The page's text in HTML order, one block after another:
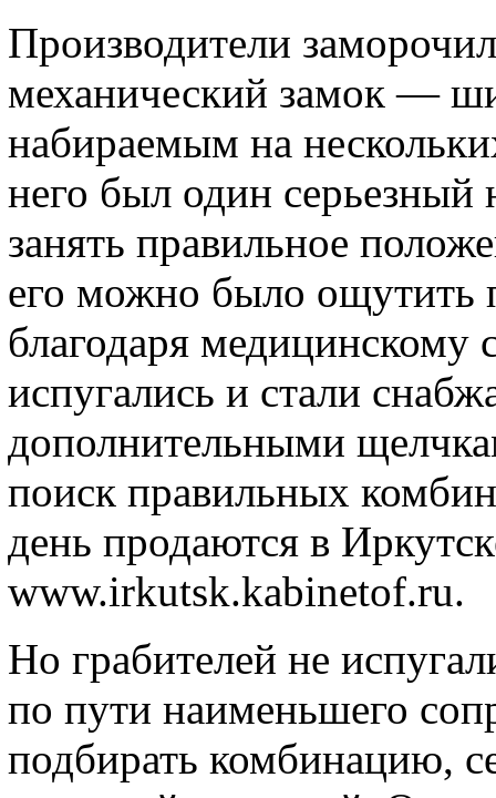
Производители
механический замок —
набираемым на
него был один серьезный
занять правильное
его можно было ощутить
благодаря медицинскому
испугались и стали
дополнительными
поиск правильных
день продаются в
www.irkutsk.kabinetof.ru.
Но грабителей не
по пути наименьшего
подбирать комбинацию,